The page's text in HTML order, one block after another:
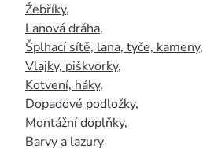
Žebříky,
Lanová dráha,
Šplhací sítě, lana, tyče, kameny,
Vlajky, piškvorky,
Kotvení, háky,
Dopadové podložky,
Montážní doplňky,
Barvy a lazury